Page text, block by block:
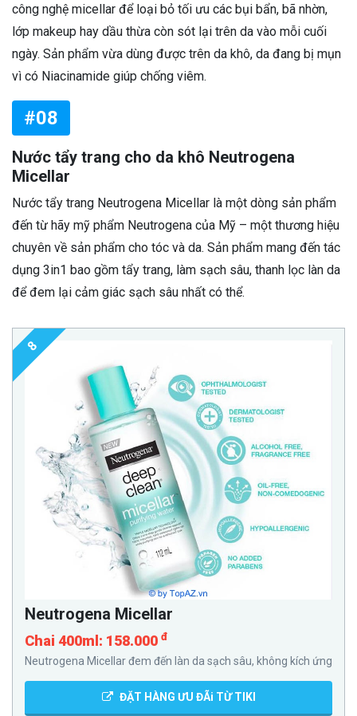
công nghệ micellar để loại bỏ tối ưu các bụi bẩn, bã nhờn,
lớp makeup hay dầu thừa còn sót lại trên da vào mỗi cuối
ngày. Sản phẩm vừa dùng được trên da khô, da đang bị mụn
vì có Niacinamide giúp chống viêm.
#08
Nước tẩy trang cho da khô Neutrogena
Micellar
Nước tẩy trang Neutrogena Micellar là một dòng sản phẩm
đến từ hãy mỹ phẩm Neutrogena của Mỹ – một thương hiệu
chuyên về sản phẩm cho tóc và da. Sản phẩm mang đến tác
dụng 3in1 bao gồm tẩy trang, làm sạch sâu, thanh lọc làn da
để đem lại cảm giác sạch sâu nhất có thể.
8
Neutrogena Micellar
Chai 400ml: 158.000 đ
Neutrogena Micellar đem đến làn da sạch sâu, không kích ứng
ĐẶT HÀNG ƯU ĐÃi TỪ TIKI